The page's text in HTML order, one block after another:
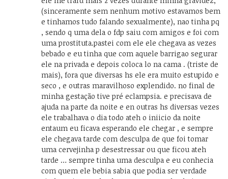
(sinceramente sem nenhum motivo estavamos bem
e tinhamos tudo falando sexualmente), nao tinha pq
, sendo q uma dela o fdp saiu com amigos e foi com
uma prostituta.pastei com ele ele chegava as vezes
bebado e eu tinha que com aquele barrigao segurar
ele na privada e depois coloca lo na cama . (triste de
mais), fora que diversas hs ele era muito estupido e
seco , e outras maravilhoso explendido. no final de
minha gestação tive pré eclampsia. e precisava de
ajuda na parte da noite e en outras hs diversas vezes
ele trabalhava o dia todo ateh o iniicio da noite
entaum eu ficava esperando ele chegar , e sempre
ele chegava tarde com desculpa de que foi tomar
uma cervejinha p desestressar ou que ficou ateh
tarde … sempre tinha uma desculpa e eu conhecia
com quem ele bebia sabia que podia ser verdade